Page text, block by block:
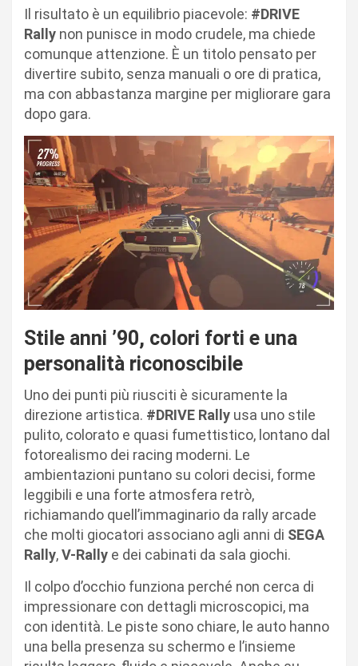
Il risultato è un equilibrio piacevole: #DRIVE
Rally non punisce in modo crudele, ma chiede
comunque attenzione. È un titolo pensato per
divertire subito, senza manuali o ore di pratica,
ma con abbastanza margine per migliorare gara
dopo gara.
Stile anni ’90, colori forti e una
personalità riconoscibile
Uno dei punti più riusciti è sicuramente la
direzione artistica. #DRIVE Rally usa uno stile
pulito, colorato e quasi fumettistico, lontano dal
fotorealismo dei racing moderni. Le
ambientazioni puntano su colori decisi, forme
leggibili e una forte atmosfera retrò,
richiamando quell’immaginario da rally arcade
che molti giocatori associano agli anni di SEGA
Rally,V-Rally e dei cabinati da sala giochi.
Il colpo d’occhio funziona perché non cerca di
impressionare con dettagli microscopici, ma
con identità. Le piste sono chiare, le auto hanno
una bella presenza su schermo e l’insieme